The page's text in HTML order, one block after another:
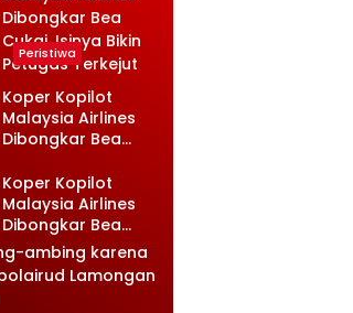
Peristiwa
Koper Kopilot
Malaysia Airlines
Dibongkar Bea
Petugas Terkejut
Koper Kopilot
Malaysia Airlines
Dibongkar Bea
Cukai, Isinya Bikin
Petugas Terkejut